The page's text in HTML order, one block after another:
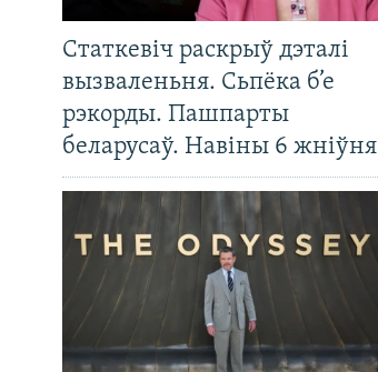
Статкевіч раскрыў дэталі
вызваленьня. Сьпёка б’е
рэкорды. Пашпарты
беларусаў. Навіны 6 жніўня